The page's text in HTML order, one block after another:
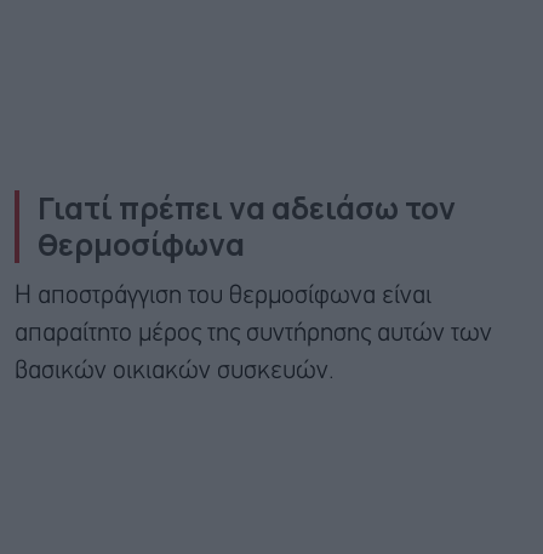
Γιατί πρέπει να αδειάσω τον
θερμοσίφωνα
Η αποστράγγιση του θερμοσίφωνα είναι
απαραίτητο μέρος της συντήρησης αυτών των
βασικών οικιακών συσκευών.